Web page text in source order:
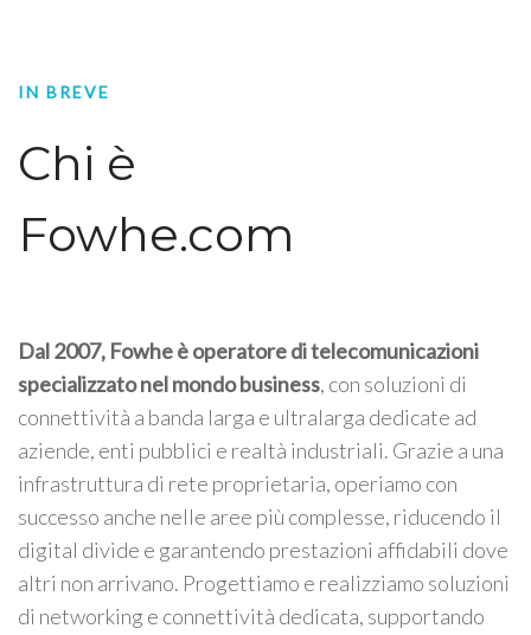
IN BREVE
Chi è
Fowhe.com
Dal 2007, Fowhe è operatore di telecomunicazioni
specializzato nel mondo business, con soluzioni di
connettività a banda larga e ultralarga dedicate ad
aziende, enti pubblici e realtà industriali. Grazie a una
infrastruttura di rete proprietaria, operiamo con
successo anche nelle aree più complesse, riducendo il
digital divide e garantendo prestazioni affidabili dove
altri non arrivano. Progettiamo e realizziamo soluzioni
di networking e connettività dedicata, supportando